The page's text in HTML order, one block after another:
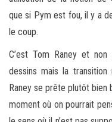
que si Pym est fou, il y a
le coup.
C’est Tom Raney et
dessins mais la
Raney se prête plutôt bien
moment où on pourrait